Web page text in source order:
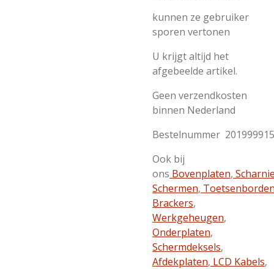
kunnen ze gebruiker
sporen vertonen
U krijgt altijd het
afgebeelde artikel.
Geen verzendkosten
binnen Nederland
Bestelnummer
Ook bij
ons Bovenplaten,
Schermen,
Brackers,
Werkgeheugen,
Onderplaten,
Schermdeksels,
Afdekplaten, LCD Kabels,